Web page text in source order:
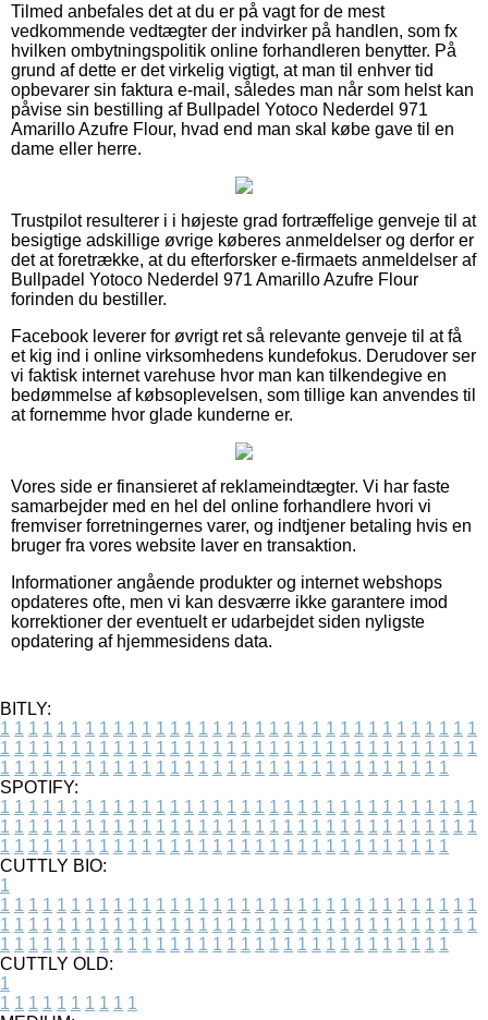
Tilmed anbefales det at du er på vagt for de mest
vedkommende vedtægter der indvirker på handlen, som fx
hvilken ombytningspolitik online forhandleren benytter. På
grund af dette er det virkelig vigtigt, at man til enhver tid
opbevarer sin faktura e-mail, således man når som helst kan
påvise sin bestilling af Bullpadel Yotoco Nederdel 971
Amarillo Azufre Flour, hvad end man skal købe gave til en
dame eller herre.
Trustpilot resulterer i i højeste grad fortræffelige genveje til at
besigtige adskillige øvrige køberes anmeldelser og derfor er
det at foretrække, at du efterforsker e-firmaets anmeldelser af
Bullpadel Yotoco Nederdel 971 Amarillo Azufre Flour
forinden du bestiller.
Facebook leverer for øvrigt ret så relevante genveje til at få
et kig ind i online virksomhedens kundefokus. Derudover ser
vi faktisk internet varehuse hvor man kan tilkendegive en
bedømmelse af købsoplevelsen, som tillige kan anvendes til
at fornemme hvor glade kunderne er.
Vores side er finansieret af reklameindtægter. Vi har faste
samarbejder med en hel del online forhandlere hvori vi
fremviser forretningernes varer, og indtjener betaling hvis en
bruger fra vores website laver en transaktion.
Informationer angående produkter og internet webshops
opdateres ofte, men vi kan desværre ikke garantere imod
korrektioner der eventuelt er udarbejdet siden nyligste
opdatering af hjemmesidens data.
BITLY:
1 1 1 1 1 1 1 1 1 1 1 1 1 1 1 1 1 1 1 1 1 1 1 1 1 1 1 1 1 1 1 1 1 1
1 1 1 1 1 1 1 1 1 1 1 1 1 1 1 1 1 1 1 1 1 1 1 1 1 1 1 1 1 1 1 1 1 1
1 1 1 1 1 1 1 1 1 1 1 1 1 1 1 1 1 1 1 1 1 1 1 1 1 1 1 1 1 1 1 1
SPOTIFY:
1 1 1 1 1 1 1 1 1 1 1 1 1 1 1 1 1 1 1 1 1 1 1 1 1 1 1 1 1 1 1 1 1 1
1 1 1 1 1 1 1 1 1 1 1 1 1 1 1 1 1 1 1 1 1 1 1 1 1 1 1 1 1 1 1 1 1 1
1 1 1 1 1 1 1 1 1 1 1 1 1 1 1 1 1 1 1 1 1 1 1 1 1 1 1 1 1 1 1 1
CUTTLY BIO:
1
1 1 1 1 1 1 1 1 1 1 1 1 1 1 1 1 1 1 1 1 1 1 1 1 1 1 1 1 1 1 1 1 1 1
1 1 1 1 1 1 1 1 1 1 1 1 1 1 1 1 1 1 1 1 1 1 1 1 1 1 1 1 1 1 1 1 1 1
1 1 1 1 1 1 1 1 1 1 1 1 1 1 1 1 1 1 1 1 1 1 1 1 1 1 1 1 1 1 1 1
CUTTLY OLD:
1
1 1 1 1 1 1 1 1 1 1